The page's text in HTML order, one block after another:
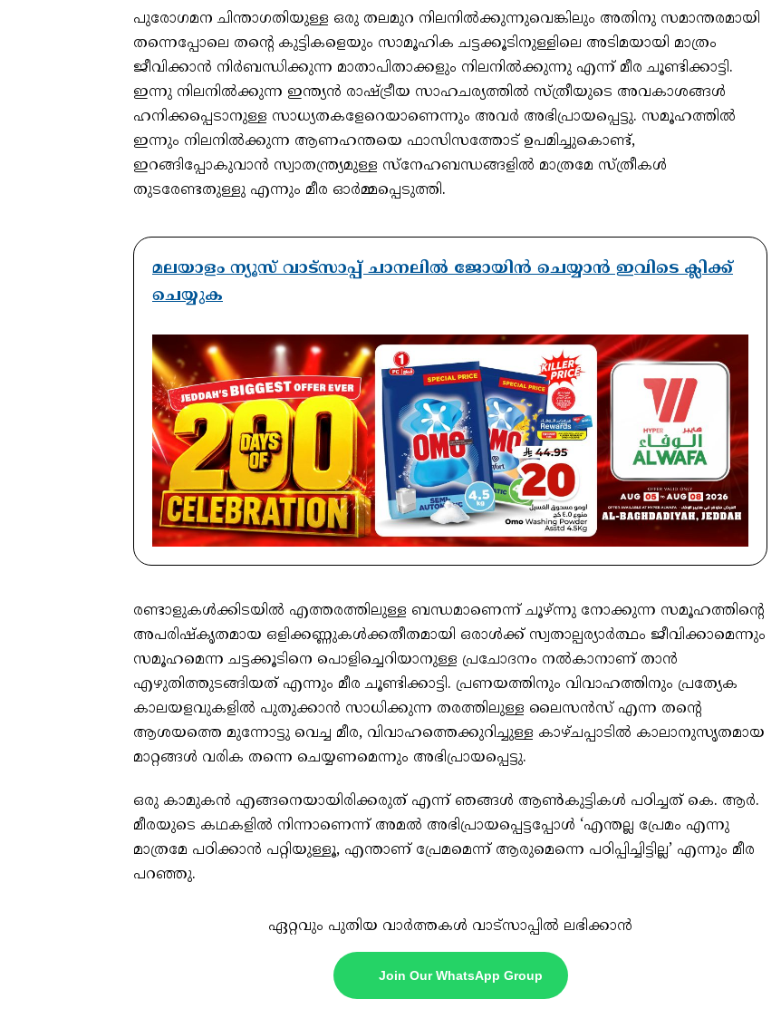
പുരോഗമന ചിന്താഗതിയുള്ള ഒരു തലമുറ നിലനിൽക്കുന്നുവെങ്കിലും അതിനു സമാന്തരമായി
തന്നെപ്പോലെ തന്റെ കുട്ടികളെയും സാമൂഹിക ചട്ടക്കൂടിനുള്ളിലെ അടിമയായി മാത്രം
ജീവിക്കാൻ നിർബന്ധിക്കുന്ന മാതാപിതാക്കളും നിലനിൽക്കുന്നു എന്ന് മീര ചൂണ്ടിക്കാട്ടി.
ഇന്നു നിലനിൽക്കുന്ന ഇന്ത്യൻ രാഷ്ട്രീയ സാഹചര്യത്തിൽ സ്ത്രീയുടെ അവകാശങ്ങൾ
ഹനിക്കപ്പെടാനുള്ള സാധ്യതകളേറെയാണെന്നും അവർ അഭിപ്രായപ്പെട്ടു. സമൂഹത്തിൽ
ഇന്നും നിലനിൽക്കുന്ന ആണഹന്തയെ ഫാസിസത്തോട് ഉപമിച്ചുകൊണ്ട്,
ഇറങ്ങിപ്പോകുവാൻ സ്വാതന്ത്ര്യമുള്ള സ്നേഹബന്ധങ്ങളിൽ മാത്രമേ സ്ത്രീകൾ
തുടരേണ്ടതുള്ളു എന്നും മീര ഓർമ്മപ്പെടുത്തി.
മലയാളം ന്യൂസ് വാട്സാപ്പ് ചാനലിൽ ജോയിൻ ചെയ്യാൻ ഇവിടെ ക്ലിക്ക്
ചെയ്യുക
രണ്ടാളുകൾക്കിടയിൽ എത്തരത്തിലുള്ള ബന്ധമാണെന്ന് ചൂഴ്ന്നു നോക്കുന്ന സമൂഹത്തിന്റെ
അപരിഷ്കൃതമായ ഒളിക്കണ്ണുകൾക്കതീതമായി ഒരാൾക്ക് സ്വതാല്പര്യാർത്ഥം ജീവിക്കാമെന്നും
സമൂഹമെന്ന ചട്ടക്കൂടിനെ പൊളിച്ചെറിയാനുള്ള പ്രചോദനം നൽകാനാണ് താൻ
എഴുതിത്തുടങ്ങിയത് എന്നും മീര ചൂണ്ടിക്കാട്ടി. പ്രണയത്തിനും വിവാഹത്തിനും പ്രത്യേക
കാലയളവുകളിൽ പുതുക്കാൻ സാധിക്കുന്ന തരത്തിലുള്ള ലൈസൻസ് എന്ന തന്റെ
ആശയത്തെ മുന്നോട്ടു വെച്ച മീര, വിവാഹത്തെക്കുറിച്ചുള്ള കാഴ്ചപ്പാടിൽ കാലാനുസൃതമായ
മാറ്റങ്ങൾ വരിക തന്നെ ചെയ്യണമെന്നും അഭിപ്രായപ്പെട്ടു.
ഒരു കാമുകൻ എങ്ങനെയായിരിക്കരുത് എന്ന് ഞങ്ങൾ ആൺകുട്ടികൾ പഠിച്ചത് കെ. ആർ.
മീരയുടെ കഥകളിൽ നിന്നാണെന്ന് അമൽ അഭിപ്രായപ്പെട്ടപ്പോൾ ‘എന്തല്ല പ്രേമം എന്നു
മാത്രമേ പഠിക്കാൻ പറ്റിയുള്ളൂ, എന്താണ് പ്രേമമെന്ന് ആരുമെന്നെ പഠിപ്പിച്ചിട്ടില്ല’ എന്നും മീര
പറഞ്ഞു.
ഏറ്റവും പുതിയ വാർത്തകൾ വാട്സാപ്പിൽ ലഭിക്കാൻ
Join Our WhatsApp Group